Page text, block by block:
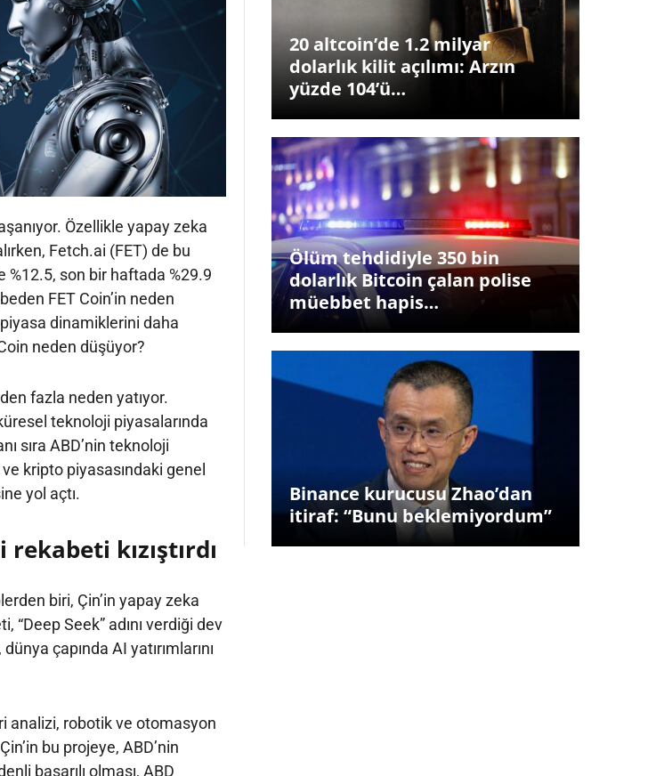
Özellikle yapay zeka
Fetch.ai (FET) de bu
son bir haftada %29.9
FET Coin’in neden
piyasa dinamiklerini daha
neden düşüyor?
fazla neden yatıyor.
teknoloji piyasalarında
sıra ABD’nin teknoloji
kripto piyasasındaki genel
yol açtı.
kızıştırdı
biri, Çin’in yapay zeka
“Deep Seek” adını verdiği dev
çapında AI yatırımlarını
analizi, robotik ve otomasyon
bu projeye, ABD’nin
başarılı olması, ABD
20 altcoin’de 1.2 milyar
dolarlık kilit açılımı: Arzın
yüzde 104’ü…
Ölüm tehdidiyle 350 bin
dolarlık Bitcoin çalan polise
müebbet hapis…
Binance kurucusu Zhao’dan
itiraf: “Bunu beklemiyordum”